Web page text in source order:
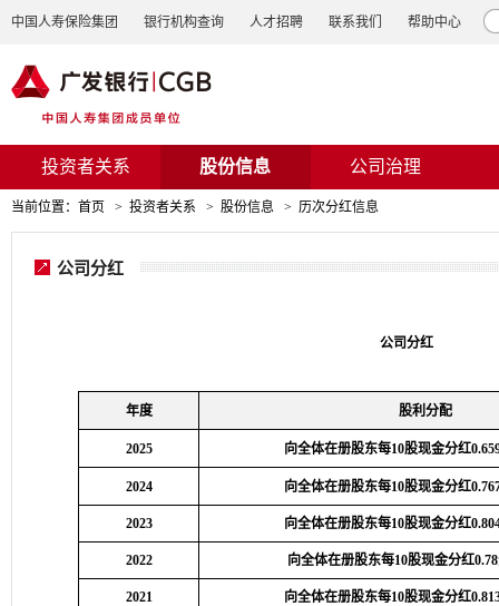
中国人寿保险集团 银行机构查询 人才招聘 联系我们 帮助中心
投资者关系 股份信息 公司治理
当前位置： 首页 > 投资者关系 > 股份信息 > 历次分红信息
公司分红
公司分红
年度 股利分配
2025 向全体在册股东每10股现金分红
2024 向全体在册股东每10股现金分红
2023 向全体在册股东每10股现金分红
2022 向全体在册股东每10股现金分红
2021 向全体在册股东每10股现金分红